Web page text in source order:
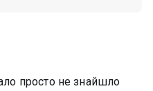
просто не знайшло